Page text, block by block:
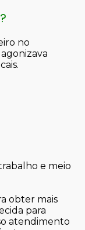
no
obter mais
para
atendimento